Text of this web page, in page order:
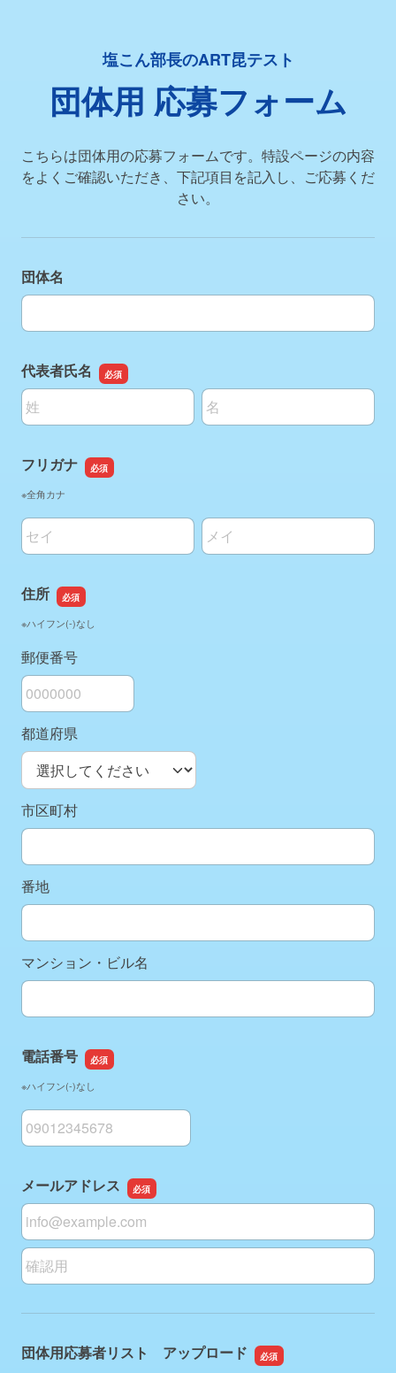
塩こん部長のART昆テスト
団体用 応募フォーム
こちらは団体用の応募フォームです。特設ページの内容
をよくご確認いただき、下記項目を記入し、ご応募くだ
さい。
団体名
団体名
代表者氏名
名前の姓
名前の名
フリガナ
※全角カナ
名前の姓 名前の名
住所
※ハイフン(-)なし
郵便番号
都道府県
市区町村
番地
マンション・ビル名
電話番号
※ハイフン(-)なし
電話番号
メールアドレス
メールアドレス
メールアドレスの確認用
団体用応募者リスト アップロード